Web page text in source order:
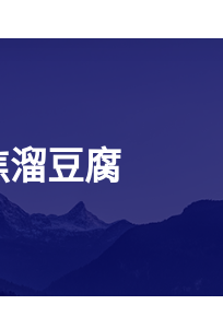
溜豆腐